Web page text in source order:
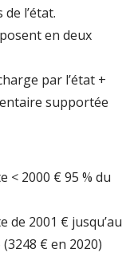
l’état.
en deux
par l’état +
supportée
2000 € 95 % du
2001 € jusqu’au
€ en 2020)